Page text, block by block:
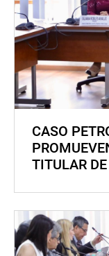
CASO
TITULAR